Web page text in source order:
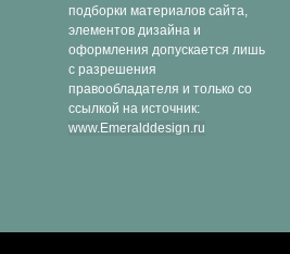
подборки материалов сайта,
элементов дизайна и
оформления допускается лишь
с разрешения
правообладателя и только со
ссылкой на источник:
www.Emeralddesign.ru